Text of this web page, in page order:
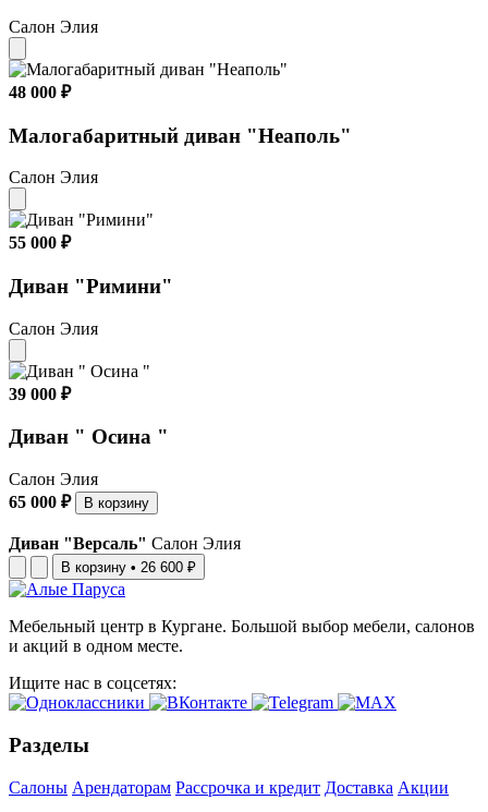
Салон Элия
48 000 ₽
Малогабаритный диван "Неаполь"
Салон Элия
55 000 ₽
Диван "Римини"
Салон Элия
39 000 ₽
Диван " Осина "
Салон Элия
65 000 ₽
В корзину
Диван "Версаль" Салон Элия
В корзину • 26 600 ₽
Мебельный центр в Кургане. Большой выбор мебели, салонов
и акций в одном месте.
Ищите нас в соцсетях:
Разделы
Салоны Арендаторам Рассрочка и кредит Доставка Акции